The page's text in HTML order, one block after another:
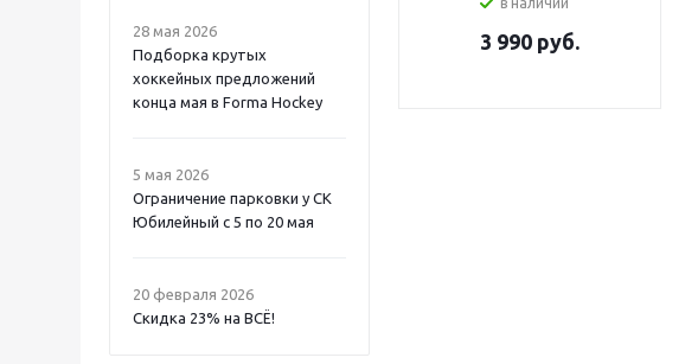
28 мая 2026
Подборка крутых
хоккейных предложений
конца мая в Forma Hockey
5 мая 2026
Ограничение парковки у СК
Юбилейный с 5 по 20 мая
20 февраля 2026
Скидка 23% на ВСË!
3 990 руб.